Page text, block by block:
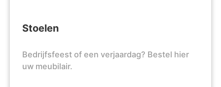
Stoelen
Bedrijfsfeest of een verjaardag? Bestel hier
uw meubilair.